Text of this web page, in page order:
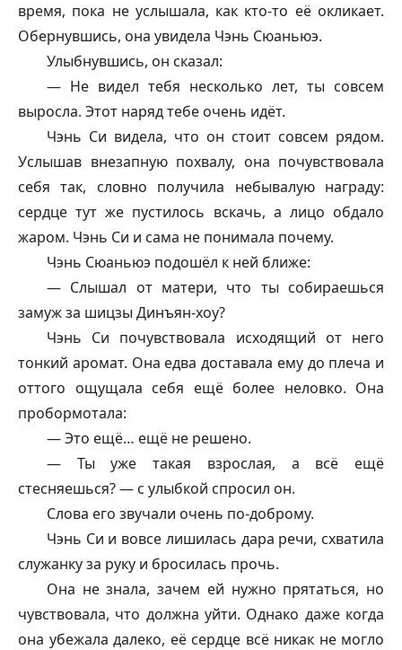
время, пока не услышала, как кто-то её окликает.
Обернувшись, она увидела Чэнь Сюаньюэ.
Улыбнувшись, он сказал:
— Не видел тебя несколько лет, ты совсем
выросла. Этот наряд тебе очень идёт.
Чэнь Си видела, что он стоит совсем рядом.
Услышав внезапную похвалу, она почувствовала
себя так, словно получила небывалую награду:
сердце тут же пустилось вскачь, а лицо обдало
жаром. Чэнь Си и сама не понимала почему.
Чэнь Сюаньюэ подошёл к ней ближе:
— Слышал от матери, что ты собираешься
замуж за шицзы Динъян-хоу?
Чэнь Си почувствовала исходящий от него
тонкий аромат. Она едва доставала ему до плеча и
оттого ощущала себя ещё более неловко. Она
пробормотала:
— Это ещё… ещё не решено.
— Ты уже такая взрослая, а всё ещё
стесняешься? — с улыбкой спросил он.
Слова его звучали очень по-доброму.
Чэнь Си и вовсе лишилась дара речи, схватила
служанку за руку и бросилась прочь.
Она не знала, зачем ей нужно прятаться, но
чувствовала, что должна уйти. Однако даже когда
она убежала далеко, её сердце всё никак не могло